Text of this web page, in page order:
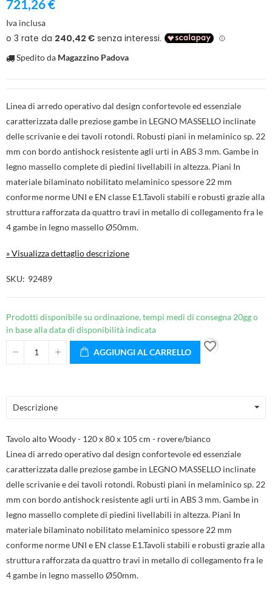
721,26 €
Iva inclusa
Spedito da Magazzino Padova
Linea di arredo operativo dal design confortevole ed essenziale
caratterizzata dalle preziose gambe in LEGNO MASSELLO inclinate
delle scrivanie e dei tavoli rotondi. Robusti piani in melaminico sp. 22
mm con bordo antishock resistente agli urti in ABS 3 mm. Gambe in
legno massello complete di piedini livellabili in altezza. Piani In
materiale bilaminato nobilitato melaminico spessore 22 mm
conforme norme UNI e EN classe E1.Tavoli stabili e robusti grazie alla
struttura rafforzata da quattro travi in metallo di collegamento fra le
4 gambe in legno massello Ø50mm.
» Visualizza dettaglio descrizione
SKU 92489
Prodotti disponibile su ordinazione, tempi medi di consegna 20gg o
in base alla data di disponibilità indicata
AGGIUNGI AL CARRELLO favorite_border
Descrizione
Tavolo alto Woody - 120 x 80 x 105 cm - rovere/bianco
Linea di arredo operativo dal design confortevole ed essenziale
caratterizzata dalle preziose gambe in LEGNO MASSELLO inclinate
delle scrivanie e dei tavoli rotondi. Robusti piani in melaminico sp. 22
mm con bordo antishock resistente agli urti in ABS 3 mm. Gambe in
legno massello complete di piedini livellabili in altezza. Piani In
materiale bilaminato nobilitato melaminico spessore 22 mm
conforme norme UNI e EN classe E1.Tavoli stabili e robusti grazie alla
struttura rafforzata da quattro travi in metallo di collegamento fra le
4 gambe in legno massello Ø50mm.